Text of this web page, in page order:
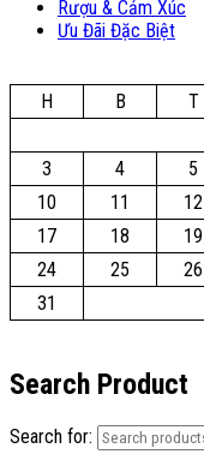
Rượu & Cảm Xúc
Ưu Đãi Đặc Biệt
H
B T
3
4 5
10
11 12
17
18 19
24
25 26
31
Search Product
Search for: